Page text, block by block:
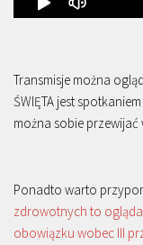
Transmisje można
ŚWIĘTA jest
można sobie
Ponadto warto
zdrowotnych to
obowiązku wobec III